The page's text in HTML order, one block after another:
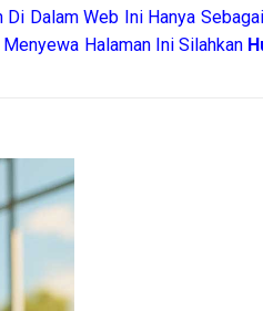
Dalam Web Ini Hanya
Halaman Ini Silahkan